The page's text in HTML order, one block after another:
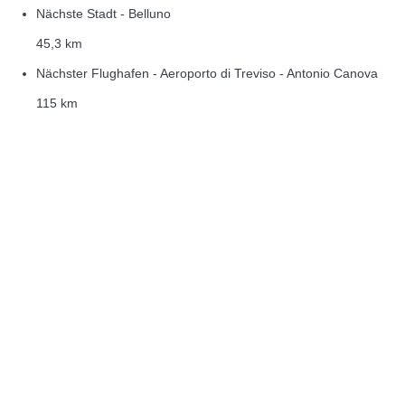
Nächste Stadt - Belluno
45,3 km
Nächster Flughafen - Aeroporto di Treviso - Antonio Canova
115 km